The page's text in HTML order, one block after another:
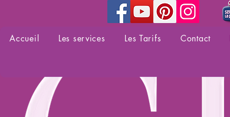
Accueil Les services Les Tarifs Contact